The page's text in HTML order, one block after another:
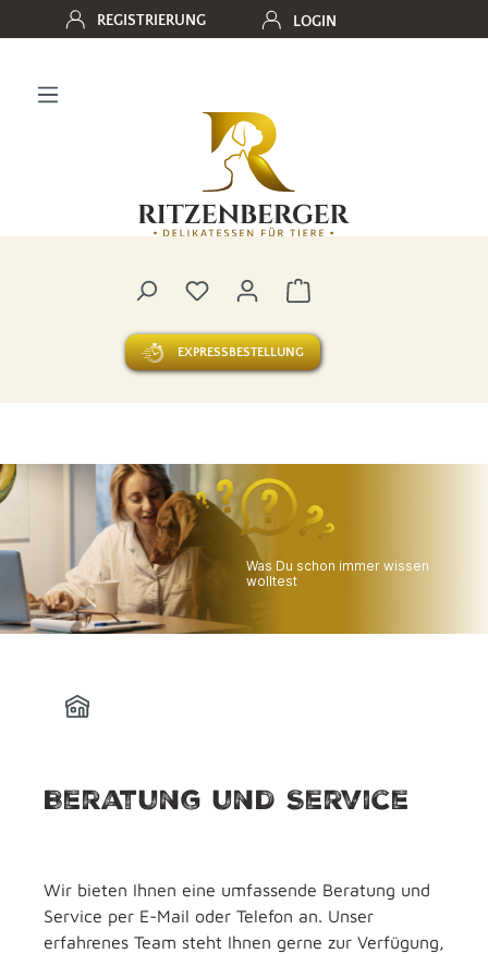
Zum Hauptinhalt springen
REGISTRIERUNG LOGIN
Du hast 0 Produkte auf dem
Warenkorb enthält 0
EXPRESSBESTELLUNG
Was Du schon immer wissen
wolltest
Beratung und Service
Wir bieten Ihnen eine umfassende Beratung und
Service per E-Mail oder Telefon an. Unser
erfahrenes Team steht Ihnen gerne zur Verfügung,